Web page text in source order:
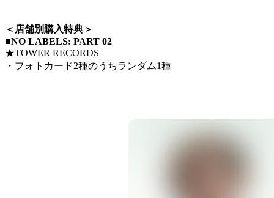
＜店舗別購入特典＞
■NO LABELS: PART 02
★TOWER RECORDS
・フォトカード2種のうちランダム1種